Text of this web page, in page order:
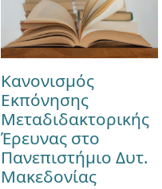
Κανονισμός
Εκπόνησης
Μεταδιδακτορικής
Έρευνας στο
Πανεπιστήμιο Δυτ.
Μακεδονίας